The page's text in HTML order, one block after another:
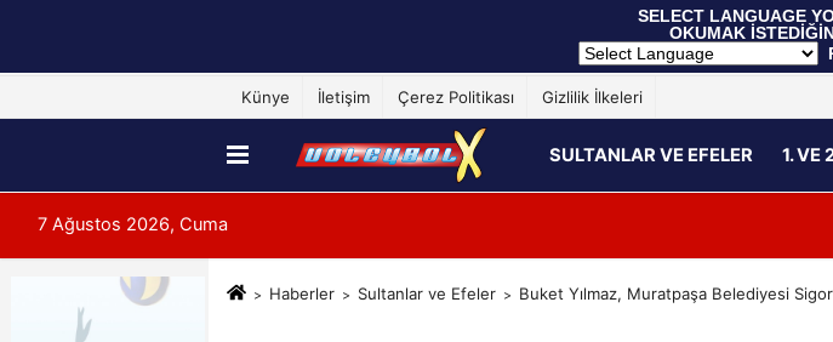
SELECT LANGUAGE
OKUMAK
Künye İletişim Çerez Politikası Gizlilik İlkeleri
SULTANLAR VE EFELER 1. VE
7 Ağustos 2026, Cuma
Haberler Sultanlar ve Efeler Buket Yılmaz, Muratpaşa Belediyesi